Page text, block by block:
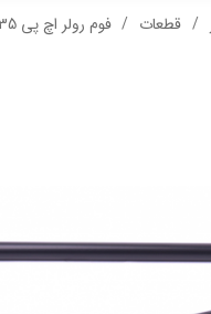
کنون
اچ پی قطعات فوم رولر اچ پی hp 2035